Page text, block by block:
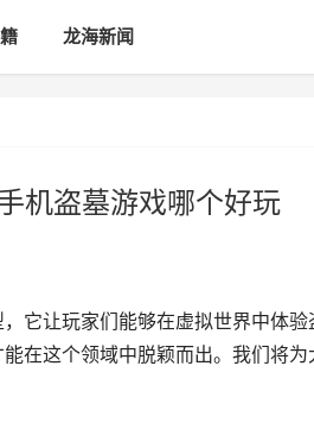
龙海新闻
机盗墓游戏哪个好玩
它让玩家们能够在虚拟世界中体
在这个领域中脱颖而出。我们将